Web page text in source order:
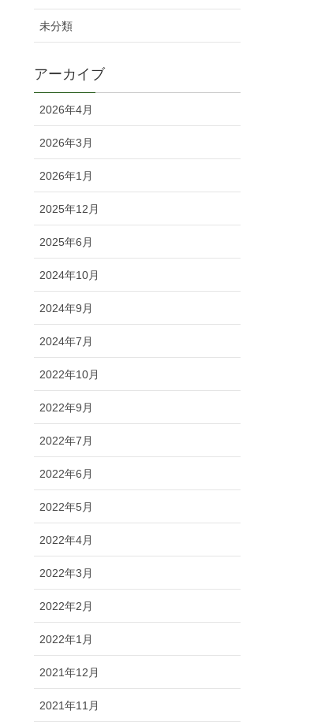
未分類
アーカイブ
2026年4月
2026年3月
2026年1月
2025年12月
2025年6月
2024年10月
2024年9月
2024年7月
2022年10月
2022年9月
2022年7月
2022年6月
2022年5月
2022年4月
2022年3月
2022年2月
2022年1月
2021年12月
2021年11月